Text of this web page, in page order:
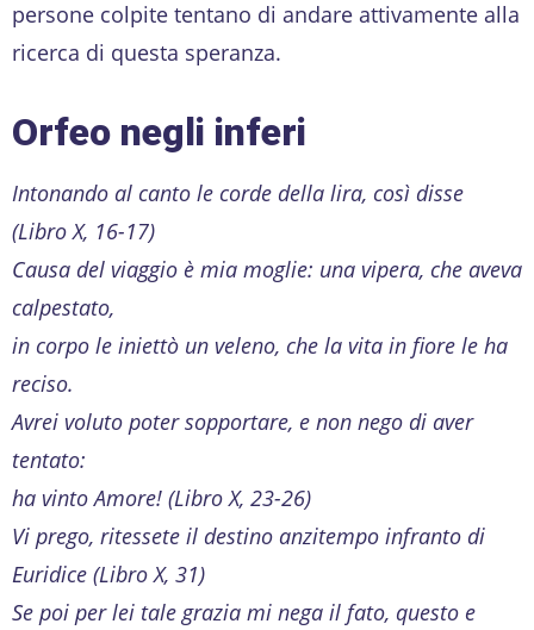
persone colpite tentano di andare attivamente alla
ricerca di questa speranza.
Orfeo negli inferi
Intonando al canto le corde della lira, così disse
(Libro X, 16-17)
Causa del viaggio è mia moglie: una vipera, che aveva
calpestato,
in corpo le iniettò un veleno, che la vita in fiore le ha
reciso.
Avrei voluto poter sopportare, e non nego di aver
tentato:
ha vinto Amore! (Libro X, 23-26)
Vi prego, ritessete il destino anzitempo infranto di
Euridice (Libro X, 31)
Se poi per lei tale grazia mi nega il fato, questo e